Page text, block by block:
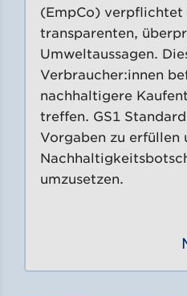
(EmpCo) verpflichtet
transparenten,
Umweltaussagen.
Verbraucher:innen
nachhaltigere
treffen. GS1
Vorgaben zu erfüllen
umzusetzen.